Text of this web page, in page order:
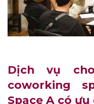
Dịch vụ
coworking
Space A có